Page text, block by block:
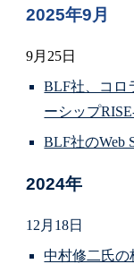
2025年9月
9月25日
BLF社、コロ
ーシップ
BLF社のWeb
2024年
12月18日
中村修二氏の